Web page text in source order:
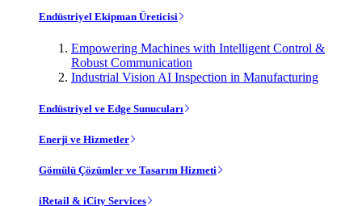
Endüstriyel Ekipman Üreticisi
Empowering Machines with Intelligent Control &
Robust Communication
Industrial Vision AI Inspection in Manufacturing
Endüstriyel ve Edge Sunucuları
Enerji ve Hizmetler
Gömülü Çözümler ve Tasarım Hizmeti
iRetail & iCity Services